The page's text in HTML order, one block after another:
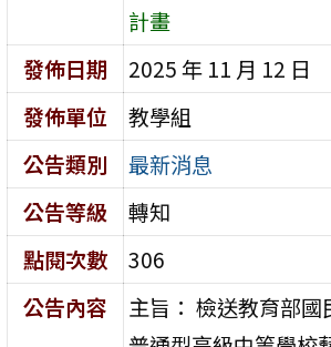
計畫
發佈日期
2025 年 11 月 12 日
發佈單位
教學組
公告類別
最新消息
公告等級
轉知
點閱次數
306
公告內容
主旨： 檢送教育部